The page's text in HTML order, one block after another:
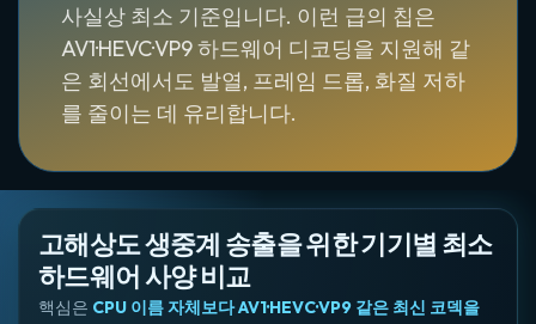
사실상 최소 기준입니다. 이런 급의 칩은
AV1·HEVC·VP9 하드웨어 디코딩을 지원해 같
은 회선에서도 발열, 프레임 드롭, 화질 저하
를 줄이는 데 유리합니다.
고해상도 생중계 송출을 위한 기기별 최소
하드웨어 사양 비교
핵심은 CPU 이름 자체보다 AV1·HEVC·VP9 같은 최신 코덱을